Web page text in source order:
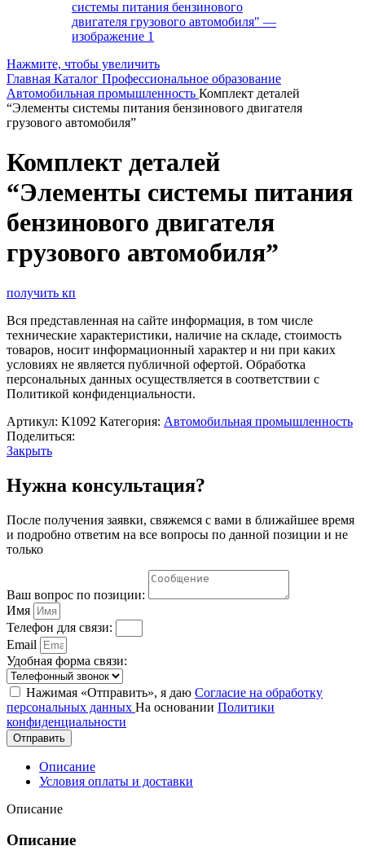
Нажмите, чтобы увеличить
Главная Каталог Профессиональное образование
Автомобильная промышленность Комплект деталей
“Элементы системы питания бензинового двигателя
грузового автомобиля”
Комплект деталей
“Элементы системы питания
бензинового двигателя
грузового автомобиля”
получить кп
Вся представленная на сайте информация, в том числе
технические характеристики, наличие на складе, стоимость
товаров, носит информационный характер и ни при каких
условиях не является публичной офертой. Обработка
персональных данных осуществляется в соответствии с
Политикой конфиденциальности.
Артикул: К1092 Категория: Автомобильная промышленность
Поделиться:
Закрыть
Нужна консультация?
После получения заявки, свяжемся с вами в ближайшее время
и подробно ответим на все вопросы по данной позиции и не
только
Ваш вопрос по позиции:
Имя
Телефон для связи:
Email
Удобная форма связи:
Нажимая «Отправить», я даю Согласие на обработку
персональных данных На основании Политики
конфиденциальности
Отправить
Описание
Условия оплаты и доставки
Описание
Описание